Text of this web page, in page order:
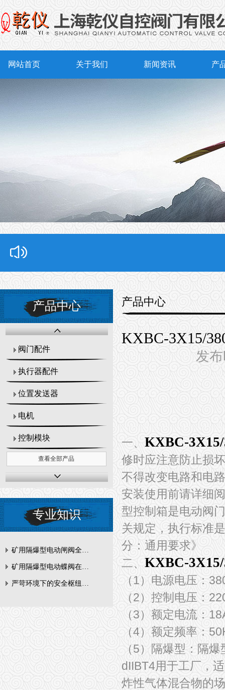
网站首页 关于我们 新闻资讯 产
产品中心
阀门配件
执行器配件
位置发送器
电机
控制模块
查看全部产品
专业知识
矿用隔爆型电动闸阀全周期维护与故障排查要点
矿用隔爆型电动蝶阀在瓦斯管道控制中的防爆设计与安全标准解析
严苛环境下的安全枢纽：矿用隔爆型电动闸阀的技术剖析
产品中心
KXBC-3X15/
发
一、KXBC-
修时应注意防止损
不得改变电路和电
安装使用前请详细
型控制箱是电动阀
关规定，执行标准
分：通用要求》
二、 KXBC-
（1）电源电压：
（2）控制电压：
（3）额定电流：
（4）额定频率：
（5）隔爆型：隔
dIIBT4用于工厂，
炸性气体混合物的